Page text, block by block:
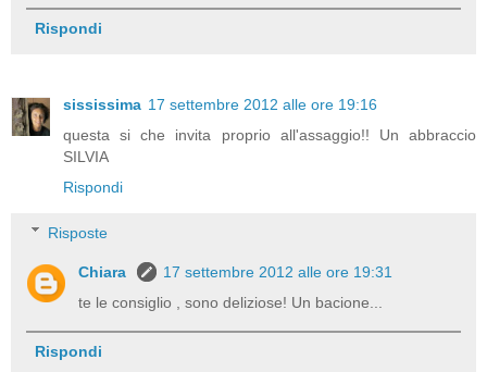
Rispondi
sississima 17 settembre 2012 alle ore 19:16
questa si che invita proprio all'assaggio!! Un abbraccio
SILVIA
Rispondi
Risposte
Chiara
17 settembre 2012 alle ore 19:31
te le consiglio , sono deliziose! Un bacione...
Rispondi